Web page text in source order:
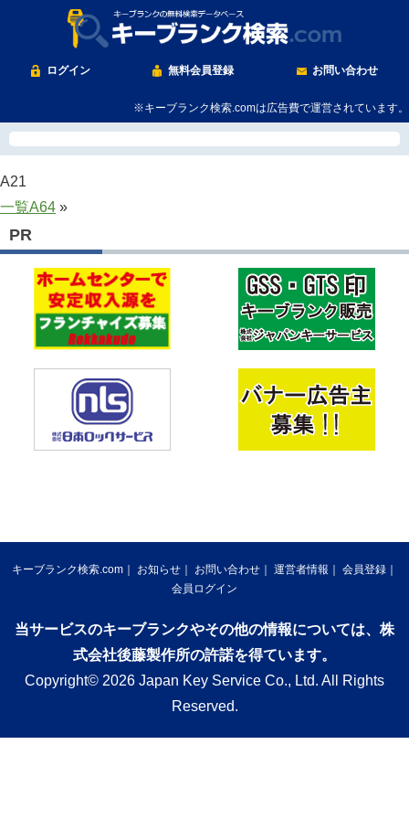
ログイン 無料会員登録 お問い合わせ
※キーブランク検索.comは広告費で運営されています。
A21
一覧A64 »
PR
キーブランク検索.com お知らせ お問い合わせ 運営者情報
会員登録
会員ログイン
当サービスのキーブランクやその他の情報については、株
式会社後藤製作所の許諾を得ています。
Copyright© 2026 Japan Key Service Co., Ltd. All Rights
Reserved.